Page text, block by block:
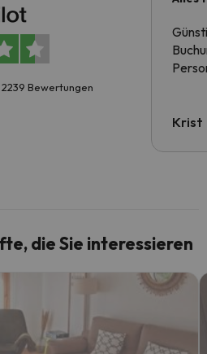
Bewertungen
Krist
die Sie interessieren